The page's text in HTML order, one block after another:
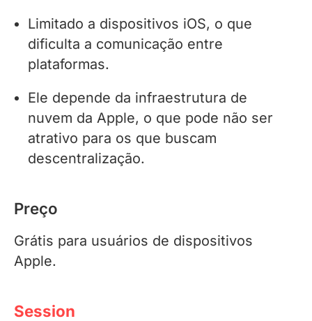
Limitado a dispositivos iOS, o que
dificulta a comunicação entre
plataformas.
Ele depende da infraestrutura de
nuvem da Apple, o que pode não ser
atrativo para os que buscam
descentralização.
Preço
Grátis para usuários de dispositivos
Apple.
Session